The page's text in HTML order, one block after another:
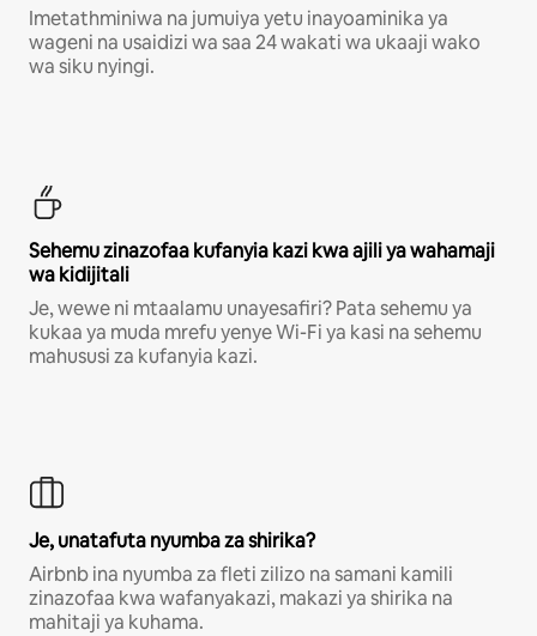
Imetathminiwa na jumuiya yetu inayoaminika ya
wageni na usaidizi wa saa 24 wakati wa ukaaji wako
wa siku nyingi.
Sehemu zinazofaa kufanyia kazi kwa ajili ya wahamaji
wa kidijitali
Je, wewe ni mtaalamu unayesafiri? Pata sehemu ya
kukaa ya muda mrefu yenye Wi-Fi ya kasi na sehemu
mahususi za kufanyia kazi.
Je, unatafuta nyumba za shirika?
Airbnb ina nyumba za fleti zilizo na samani kamili
zinazofaa kwa wafanyakazi, makazi ya shirika na
mahitaji ya kuhama.